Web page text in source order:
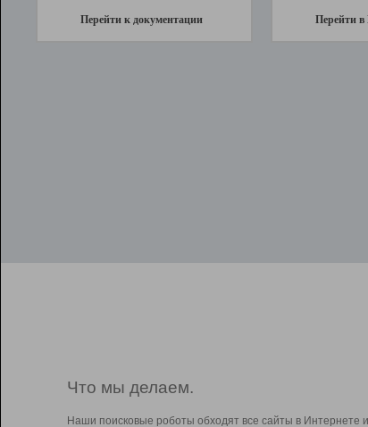
Перейти к документации Перейти в
Что мы делаем.
Наши поисковые роботы обходят все сайты в Интернете